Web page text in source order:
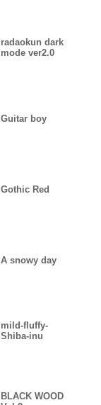
radaokun dark
mode ver2.0
Guitar boy
Gothic Red
A snowy day
mild-fluffy-
Shiba-inu
BLACK WOOD